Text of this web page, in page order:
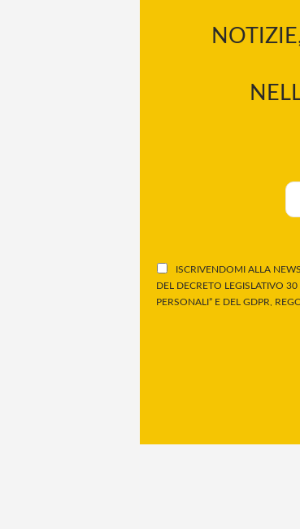
ISCRIVENDOMI ALLA
DEL DECRETO LEGISLATIVO
PERSONALI” E DEL GDPR,